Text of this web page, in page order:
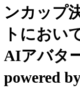
ンカップ
トにおい
AIアバタ
powered